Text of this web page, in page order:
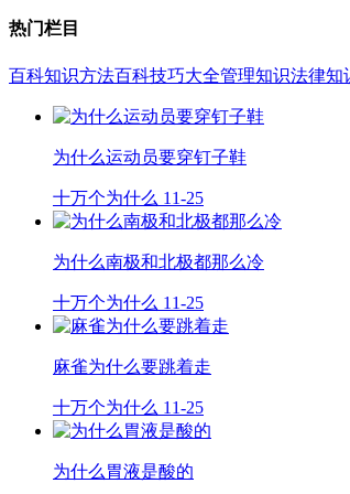
热门栏目
百科知识方法百科技巧大全管理知识法律知
为什么运动员要穿钉子鞋
十万个为什么 11-25
为什么南极和北极都那么冷
十万个为什么 11-25
麻雀为什么要跳着走
十万个为什么 11-25
为什么胃液是酸的